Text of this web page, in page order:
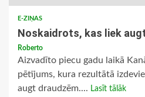
E-ZIŅAS
Noskaidrots, kas liek
Roberto
Aizvadīto piecu gadu laikā
pētījums, kura rezultātā
augt draudzēm.... Lasīt tālāk